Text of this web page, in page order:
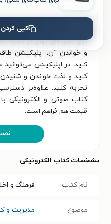
برای تجربه‌ای بهتر در
و خواندن آن، اپلیکیشن
کنید. در اپلیکیشن
کنید و لذت خواندن و
تجربه کنید. علاوه‌بر
کتاب صوتی و الکترونیکی
قیمت هم فراهم است.
مشخصات کتاب الکترونیکی
نام کتاب فرهنگ و
موضوع مدیریت و
کپی